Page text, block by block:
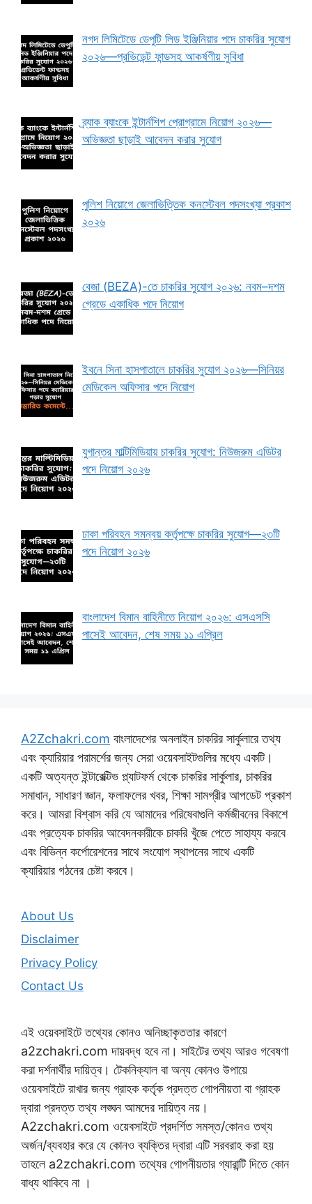
নগদ লিমিটেডে ডেপুটি লিড ইঞ্জিনিয়ার পদে চাকরির সুযোগ
২০২৬—প্রভিডেন্ট ফান্ডসহ আকর্ষণীয় সুবিধা
ব্র্যাক ব্যাংকে ইন্টার্নশিপ প্রোগ্রামে নিয়োগ ২০২৬—
অভিজ্ঞতা ছাড়াই আবেদন করার সুযোগ
পুলিশ নিয়োগে জেলাভিত্তিক কনস্টেবল পদসংখ্যা প্রকাশ
২০২৬
বেজা (BEZA)-তে চাকরির সুযোগ ২০২৬: নবম–দশম
গ্রেডে একাধিক পদে নিয়োগ
ইবনে সিনা হাসপাতালে চাকরির সুযোগ ২০২৬—সিনিয়র
মেডিকেল অফিসার পদে নিয়োগ
যুগান্তর মাল্টিমিডিয়ায় চাকরির সুযোগ: নিউজরুম এডিটর
পদে নিয়োগ ২০২৬
ঢাকা পরিবহন সমন্বয় কর্তৃপক্ষে চাকরির সুযোগ—২৩টি
পদে নিয়োগ ২০২৬
বাংলাদেশ বিমান বাহিনীতে নিয়োগ ২০২৬: এসএসসি
পাসেই আবেদন, শেষ সময় ১১ এপ্রিল
A2Zchakri.com বাংলাদেশের অনলাইন চাকরির সার্কুলারে তথ্য
এবং ক্যারিয়ার পরামর্শের জন্য সেরা ওয়েবসাইটগুলির মধ্যে একটি।
একটি অত্যন্ত ইন্টারেক্টিভ প্ল্যাটফর্ম থেকে চাকরির সার্কুলার, চাকরির
সমাধান, সাধারণ জ্ঞান, ফলাফলের খবর, শিক্ষা সামগ্রীর আপডেট প্রকাশ
করে। আমরা বিশ্বাস করি যে আমাদের পরিষেবাগুলি কর্মজীবনের বিকাশে
এবং প্রত্যেক চাকরির আবেদনকারীকে চাকরি খুঁজে পেতে সাহায্য করবে
এবং বিভিন্ন কর্পোরেশনের সাথে সংযোগ স্থাপনের সাথে একটি
ক্যারিয়ার গঠনের চেষ্টা করবে।
About Us
Disclaimer
Privacy Policy
Contact Us
এই ওয়েবসাইটে তথ্যের কোনও অনিচ্ছাকৃততার কারণে
a2zchakri.com দায়বদ্ধ হবে না। সাইটের তথ্য আরও গবেষণা
করা দর্শনার্থীর দায়িত্ব। টেকনিক্যাল বা অন্য কোনও উপায়ে
ওয়েবসাইটে রাখার জন্য গ্রাহক কর্তৃক প্রদত্ত গোপনীয়তা বা গ্রাহক
দ্বারা প্রদত্ত তথ্য লঙ্ঘন আমদের দায়িত্ব নয়।
A2zchakri.com ওয়েবসাইটে প্রদর্শিত সমস্ত/কোনও তথ্য
অর্জন/ব্যবহার করে যে কোনও ব্যক্তির দ্বারা এটি সরবরাহ করা হয়
তাহলে a2zchakri.com তথ্যের গোপনীয়তার গ্যারান্টি দিতে কোন
বাধ্য থাকিবে না ।